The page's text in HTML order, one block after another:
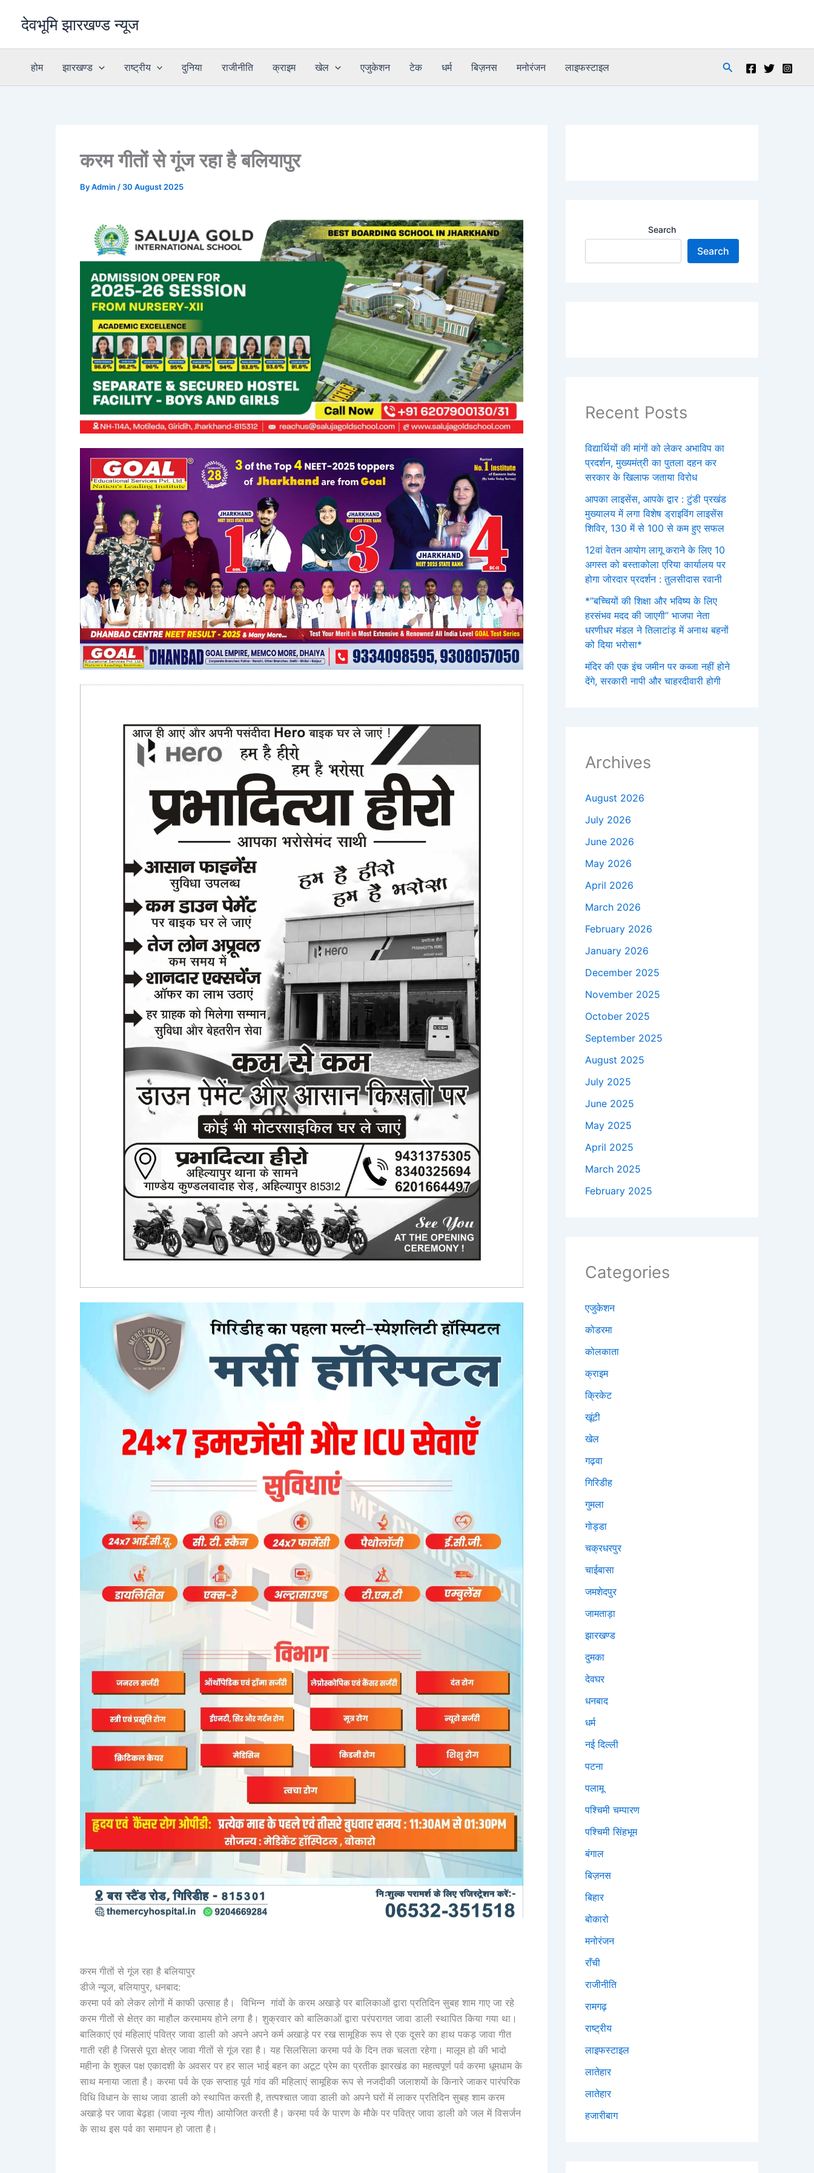
देवभूमि झारखण्ड न्यूज
होम झारखण्ड राष्ट्रीय दुनिया राजीनीति क्राइम खेल एजुकेशन टेक धर्म बिज़नस मनोरंजन लाइफस्टाइल Search
करम गीतों से गूंज रहा है बलियापुर
ByAdmin / 30 August 2025
करम गीतों से गूंज रहा है बलियापुर
डीजे न्यूज, बलियापुर, धनबाद:
करमा पर्व को लेकर लोगों में काफी उत्साह है। विभिन्न गांवों के करम अखाड़े पर बालिकाओं द्वारा प्रतिदिन सुबह शाम गाए जा रहे
करम गीतों से क्षेत्र का माहौल करमामय होने लगा है। शुक्रवार को बालिकाओं द्वारा परंपरागत जावा डाली स्थापित किया गया था।
बालिकाएं एवं महिलाएं पवित्र जावा डाली को अपने अपने कर्म अखाड़े पर रख सामूहिक रूप से एक दूसरे का हाथ पकड़ जावा गीत
गाती रही है जिससे पूरा क्षेत्र जावा गीतों से गूंज रहा है। यह सिलसिला करमा पर्व के दिन तक चलता रहेगा। मालूम हो की भादो
महीना के शुक्ल पक्ष एकादशी के अवसर पर हर साल भाई बहन का अटूट प्रेम का प्रतीक झारखंड का महत्वपूर्ण पर्व करमा धूमधाम के
साथ मनाया जाता है। करमा पर्व के एक सप्ताह पूर्व गांव की महिलाएं सामूहिक रूप से नजदीकी जलाशयों के किनारे जाकर पारंपरिक
विधि विधान के साथ जावा डाली को स्थापित करती है, तत्पश्चात जावा डाली को अपने घरों में लाकर प्रतिदिन सुबह शाम करम
अखाड़े पर जावा बेढ़हा (जावा नृत्य गीत) आयोजित करती है। करमा पर्व के पारण के मौके पर पवित्र जावा डाली को जल में विसर्जन
के साथ इस पर्व का समापन हो जाता है।
Search
Search
Recent Posts
विद्यार्थियों की मांगों को लेकर अभाविप का
प्रदर्शन, मुख्यमंत्री का पुतला दहन कर
सरकार के खिलाफ जताया विरोध
आपका लाइसेंस, आपके द्वार : टुंडी प्रखंड
मुख्यालय में लगा विशेष ड्राइविंग लाइसेंस
शिविर, 130 में से 100 से कम हुए सफल
12वां वेतन आयोग लागू कराने के लिए 10
अगस्त को बस्ताकोला एरिया कार्यालय पर
होगा जोरदार प्रदर्शन : तुलसीदास रवानी
*”बच्चियों की शिक्षा और भविष्य के लिए
हरसंभव मदद की जाएगी” भाजपा नेता
धरणीधर मंडल ने तिलाटांड़ में अनाथ बहनों
को दिया भरोसा*
मंदिर की एक इंच जमीन पर कब्जा नहीं होने
देंगे, सरकारी नापी और चाहरदीवारी होगी
Archives
August 2026
July 2026
June 2026
May 2026
April 2026
March 2026
February 2026
January 2026
December 2025
November 2025
October 2025
September 2025
August 2025
July 2025
June 2025
May 2025
April 2025
March 2025
February 2025
Categories
एजुकेशन
कोडरमा
कोलकाता
क्राइम
क्रिकेट
खूंटी
खेल
गढ़वा
गिरिडीह
गुमला
गोड्डा
चक्रधरपुर
चाईबासा
जमशेदपुर
जामताड़ा
झारखण्ड
दुमका
देवघर
धनबाद
धर्म
नई दिल्ली
पटना
पलामू
पश्चिमी चम्पारण
पश्चिमी सिंहभूम
बंगाल
बिज़नस
बिहार
बोकारो
मनोरंजन
राँची
राजीनीति
रामगढ़
राष्ट्रीय
लाइफस्टाइल
लातेहार
लातेहार
हजारीबाग